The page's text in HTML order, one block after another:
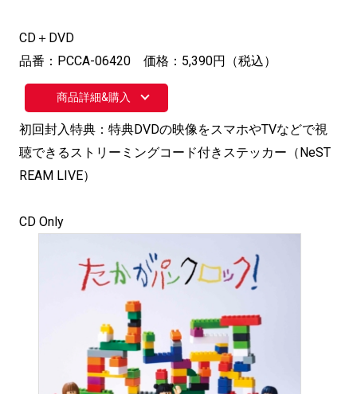
CD＋DVD
品番：PCCA-06420 価格：5,390円（税込）
商品詳細&購入
初回封入特典：特典DVDの映像をスマホやTVなどで視
聴できるストリーミングコード付きステッカー（NeST
REAM LIVE）
CD Only